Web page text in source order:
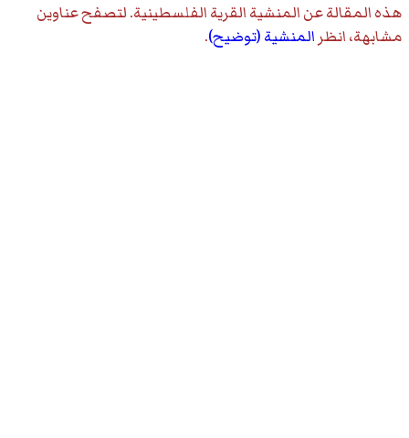
هذه المقالة عنالمنشية القرية الفلسطينية. لتصفح عناوين
مشابهة، انظرالمنشية (توضيح).